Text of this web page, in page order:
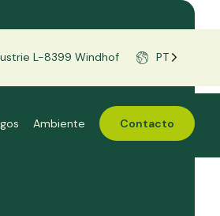
L-8399 Windhof PT
Ambiente Contacto